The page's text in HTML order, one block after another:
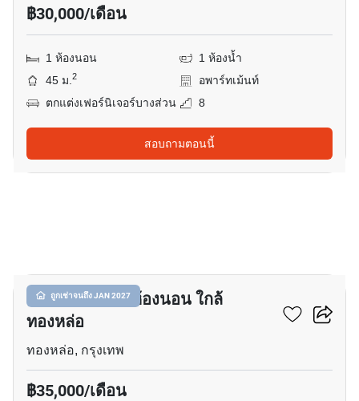
฿30,000/เดือน
1 ห้องนอน
1 ห้องน้ำ
45 ม.2
อพาร์ทเม้นท์
ตกแต่งเฟอร์นิเจอร์บางส่วน
8
สอบถามตอนนี้
ถูกเช่าจนถึง JAN 2027
อพาร์ทเมนต์ 1-ห้องนอน ใกล้
ทองหล่อ
ทองหล่อ, กรุงเทพ
฿35,000/เดือน